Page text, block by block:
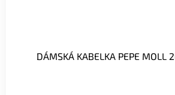
DÁMSKÁ KABELKA PEPE MOLL